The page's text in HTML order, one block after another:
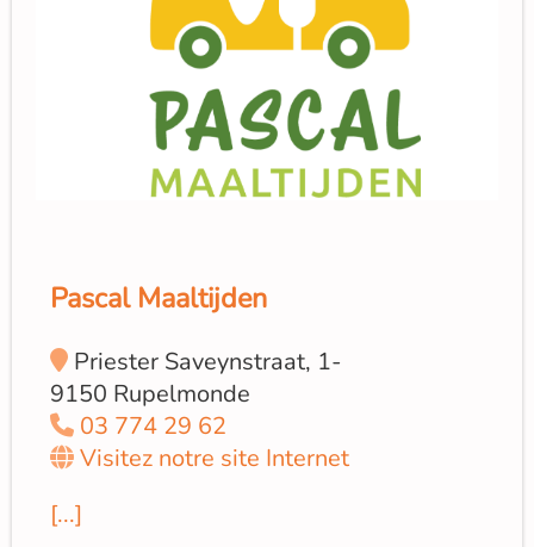
Pascal Maaltijden
Priester Saveynstraat, 1-
9150 Rupelmonde
03 774 29 62
Visitez notre site Internet
[...]